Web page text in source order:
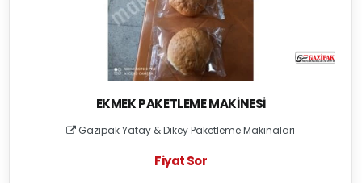
EKMEK PAKETLEME MAKINESI
Gazipak Yatay & Dikey Paketleme Makinaları
Fiyat Sor